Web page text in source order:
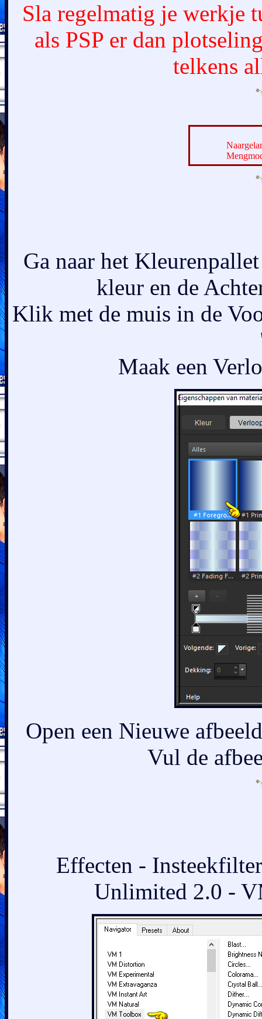
Sla regelmatig je werkje
als PSP er dan
telkens
Ga naar het
kleur en de
Klik met de muis in de
Maak een
Open een Nieuwe
Vul de
Effecten -
Unlimited 2.0 -